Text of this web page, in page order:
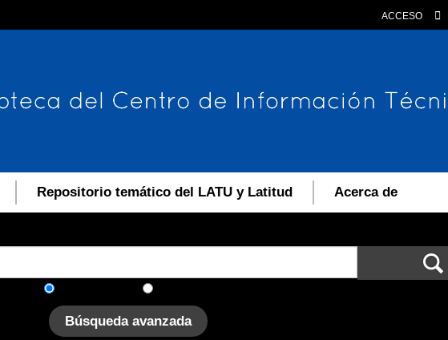
ACCESO
Repositorio temático del LATU y Latitud Acerca de
Búsqueda avanzada